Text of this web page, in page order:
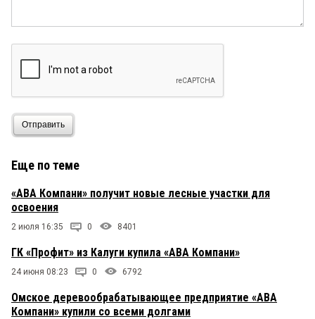
Отправить
Еще по теме
«АВА Компани» получит новые лесные участки для
освоения
2 июля 16:35 0 8401
ГК «Профит» из Калуги купила «АВА Компани»
24 июня 08:23 0 6792
Омское деревообрабатывающее предприятие «АВА
Компани» купили со всеми долгами